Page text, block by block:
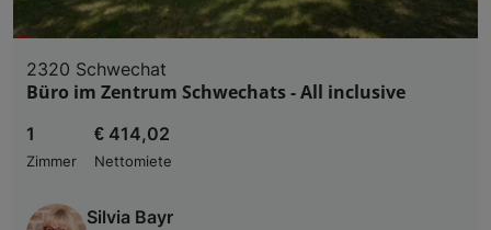
2320 Schwechat
Büro im Zentrum Schwechats - All inclusive
1
Zimmer
€ 414,02
Nettomiete
Silvia Bayr